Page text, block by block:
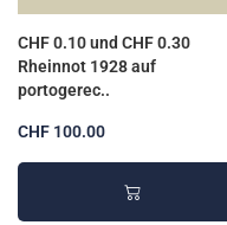
CHF 0.10 und CHF 0.30
Rheinnot 1928 auf
portogerec..
CHF 100.00